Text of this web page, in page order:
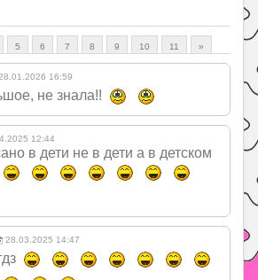
5 6 7 8 9 10 11 »
16:59
не знала!!
12:44
в дети не в дети а в детском
28.03.2025 14:47